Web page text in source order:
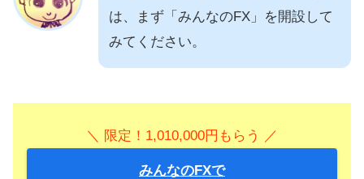
は、まず「みんなのFX」を開設して
みてください。
＼ 限定！1,010,000円もらう ／
みんなのFXで